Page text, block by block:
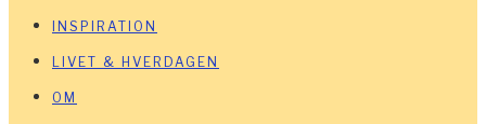
INSPIRATION
LIVET & HVERDAGEN
OM